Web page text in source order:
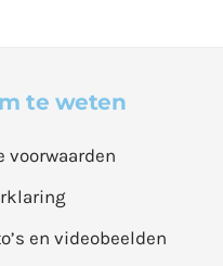
te weten
voorwaarden
en videobeelden